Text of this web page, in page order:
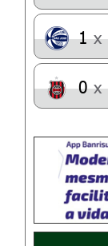
1 x
0 x